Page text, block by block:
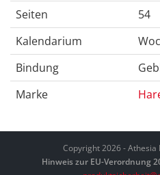
Seiten
54
Kalendarium
Bindung
Marke
Copyright 2026 -
Hinweis zur EU-Verordnung